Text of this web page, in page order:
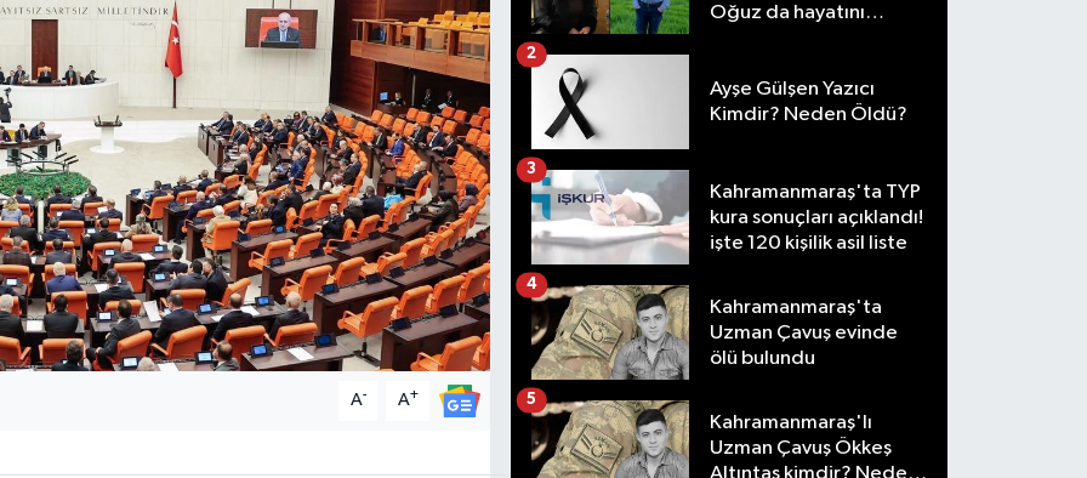
A- A+
Oğuz da hayatını
Ayşe Gülşen Yazıcı
Kimdir? Neden Öldü?
2
Kahramanmaraş'ta TYP
kura sonuçları açıklandı!
işte 120 kişilik asil liste
3
Kahramanmaraş'ta
Uzman Çavuş evinde
ölü bulundu
4
Kahramanmaraş'lı
Uzman Çavuş Ökkeş
Altıntaş kimdir? Neden
5